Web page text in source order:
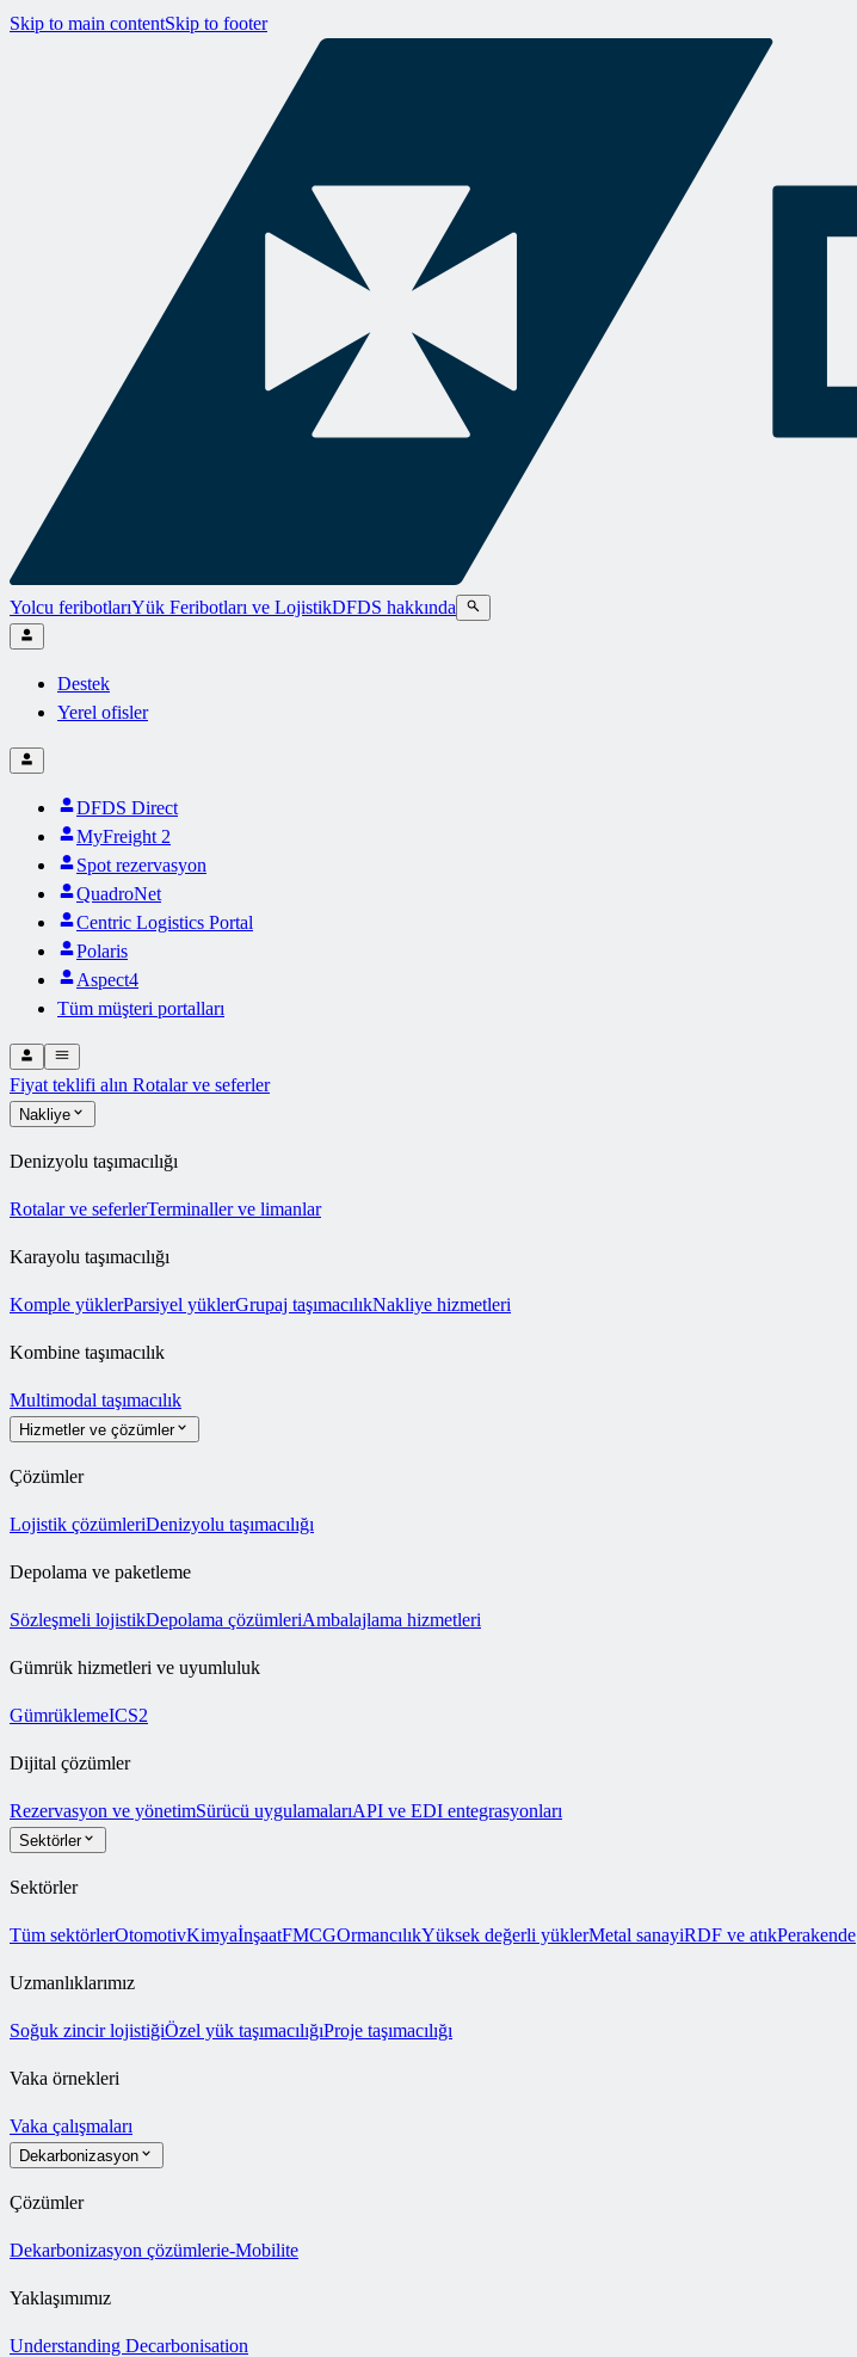
Skip to main contentSkip to footer
Yolcu feribotlarıYük Feribotları ve LojistikDFDS hakkında
Destek
Yerel ofisler
DFDS Direct
MyFreight 2
Spot rezervasyon
QuadroNet
Centric Logistics Portal
Polaris
Aspect4
Tüm müşteri portalları
Fiyat teklifi alın Rotalar ve seferler
Nakliye
Denizyolu taşımacılığı
Rotalar ve seferlerTerminaller ve limanlar
Karayolu taşımacılığı
Komple yüklerParsiyel yüklerGrupaj taşımacılıkNakliye hizmetleri
Kombine taşımacılık
Multimodal taşımacılık
Hizmetler ve çözümler
Çözümler
Lojistik çözümleriDenizyolu taşımacılığı
Depolama ve paketleme
Sözleşmeli lojistikDepolama çözümleriAmbalajlama hizmetleri
Gümrük hizmetleri ve uyumluluk
GümrüklemeICS2
Dijital çözümler
Rezervasyon ve yönetimSürücü uygulamalarıAPI ve EDI entegrasyonları
Sektörler
Sektörler
Tüm sektörlerOtomotivKimyaİnşaatFMCGOrmancılıkYüksek değerli yüklerMetal sanayiRDF ve atıkPerakende
Uzmanlıklarımız
Soğuk zincir lojistiğiÖzel yük taşımacılığıProje taşımacılığı
Vaka örnekleri
Vaka çalışmaları
Dekarbonizasyon
Çözümler
Dekarbonizasyon çözümlerie-Mobilite
Yaklaşımımız
Understanding Decarbonisation